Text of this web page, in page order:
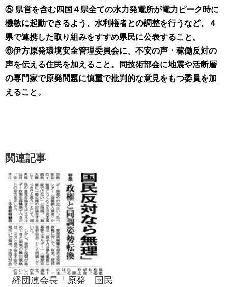
⑤ 県営を含む四国４県全ての水力発電所が電力ピーク時に
機敏に起動できるよう、水利権者との調整を行うなど、４
県で連携した取り組みをすすめ県民に公表すること。
⑥伊方原発環境安全管理委員会に、不安の声・稼働反対の
声を伝える住民を加えること。同技術部会に地震や活断層
の専門家で原発問題に慎重で批判的な意見をもつ委員を加
えること。
関連記事
経団連会長「原発 国民